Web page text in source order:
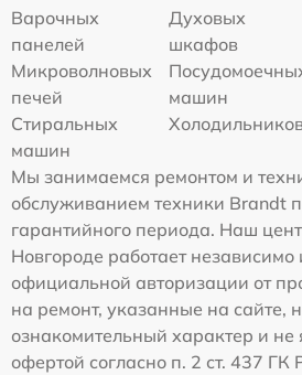
Варочных
панелей
Духовых
шкафов
Микроволновых
печей
машин
Стиральных
машин
Мы занимаемся ремонтом и
обслуживанием техники Brandt
гарантийного периода. Наш
Новгороде работает независимо
официальной авторизации от
на ремонт, указанные на сайте,
ознакомительный характер и не
офертой согласно п. 2 ст. 437